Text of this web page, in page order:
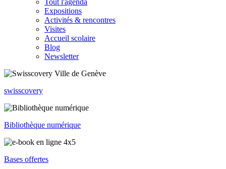
Expositions
Activités & rencontres
Visites
Accueil scolaire
Blog
Newsletter
swisscovery
Bibliothèque numérique
Bases offertes